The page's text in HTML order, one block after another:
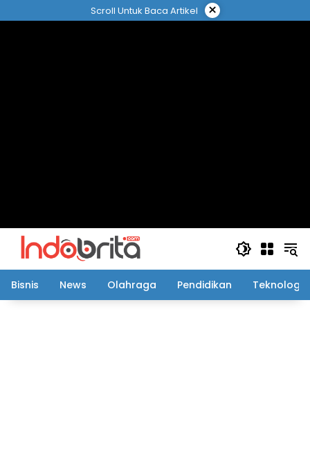
ke
Scroll Untuk Baca Artikel ×
Bisnis News Olahraga Pendidikan Teknologi